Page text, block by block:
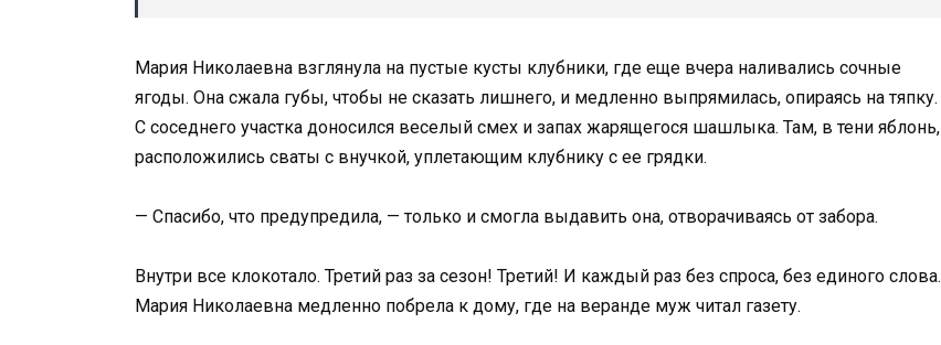
Мария Николаевна взглянула на пустые кусты клубники, где еще вчера наливались сочные
ягоды. Она сжала губы, чтобы не сказать лишнего, и медленно выпрямилась, опираясь на тяпку.
С соседнего участка доносился веселый смех и запах жарящегося шашлыка. Там, в тени яблонь,
расположились сваты с внучкой, уплетающим клубнику с ее грядки.
— Спасибо, что предупредила, — только и смогла выдавить она, отворачиваясь от забора.
Внутри все клокотало. Третий раз за сезон! Третий! И каждый раз без спроса, без единого слова.
Мария Николаевна медленно побрела к дому, где на веранде муж читал газету.